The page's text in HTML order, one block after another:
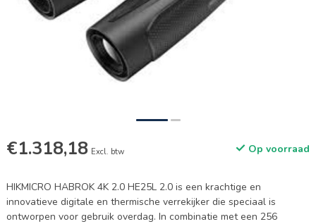
€1.318,18 Excl. btw Op voorraad
HIKMICRO HABROK 4K 2.0 HE25L 2.0 is een krachtige en
innovatieve digitale en thermische verrekijker die speciaal is
ontworpen voor gebruik overdag. In combinatie met een 256